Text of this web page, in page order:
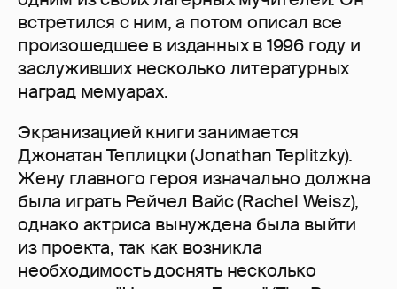
встретился с ним, а потом описал все
произошедшее в изданных в 1996 году и
заслуживших несколько литературных
наград мемуарах.
Экранизацией книги занимается
Джонатан Теплицки (Jonathan Teplitzky).
Жену главного героя изначально должна
была играть Рейчел Вайc (Rachel Weisz),
однако актриса вынуждена была выйти
из проекта, так как возникла
необходимость доснять несколько